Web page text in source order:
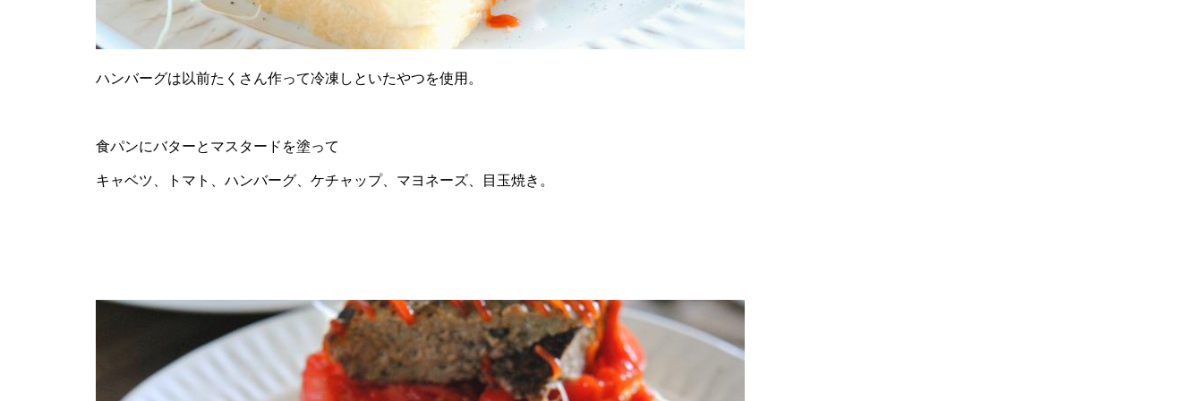
ハンバーグは以前たくさん作って冷凍しといたやつを使用。
食パンにバターとマスタードを塗って
キャベツ、トマト、ハンバーグ、ケチャップ、マヨネーズ、目玉焼き。